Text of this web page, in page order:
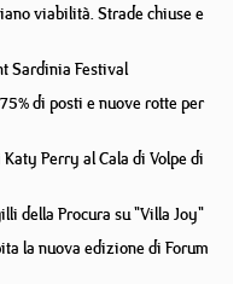
viabilità. Strade chiuse e
Sardinia Festival
di posti e nuove rotte per
Perry al Cala di Volpe di
della Procura su "Villa Joy"
la nuova edizione di Forum